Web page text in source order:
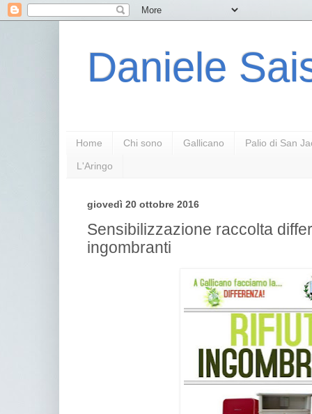
Daniele
Home Chi sono Gallicano Palio di San
L'Aringo
giovedì 20 ottobre 2016
Sensibilizzazione raccolta
ingombranti